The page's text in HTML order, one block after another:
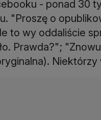
- ponad 30
"Proszę o
to wy oddaliście
Prawda?";